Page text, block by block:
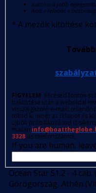
Kattints a jobb
Add a feladót a
* A mezők kitöltése
FIGYELEM: Kérésed fontos
beküldése után a weboldal
visszaigazoló e-mailt
töltsd ki ismét az űrlapot és
újbóli próbálkozásod is
mailen
3328-as telefonszámot.
If you are human,
Ocean Star 51.2 - 4 cab.
Görögország, Athén